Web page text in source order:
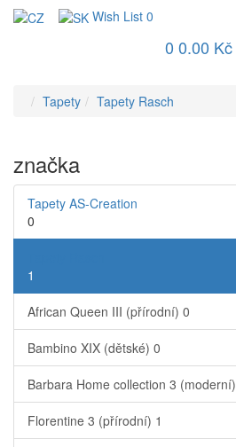
Wish List 0
0 0.00 Kč
Tapety Tapety Rasch
značka
Tapety AS-Creation
0
1
African Queen III (přírodní) 0
Bambino XIX (dětské) 0
Barbara Home collection 3 (moderní)
Florentine 3 (přírodní) 1